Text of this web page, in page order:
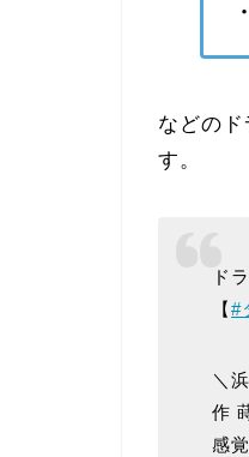
などの
す。
ド
【#
＼
作
感